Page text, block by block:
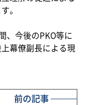
。
、今後のPKO等に
幕僚副長による現
前の記事